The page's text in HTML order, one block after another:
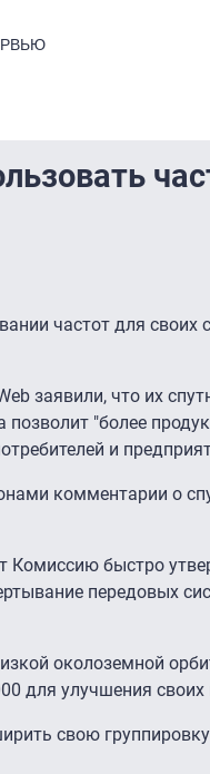
частот для своих
заявили, что их
"более
и
комментарии о
Комиссию быстро
передовых
околоземной
для улучшения
свою